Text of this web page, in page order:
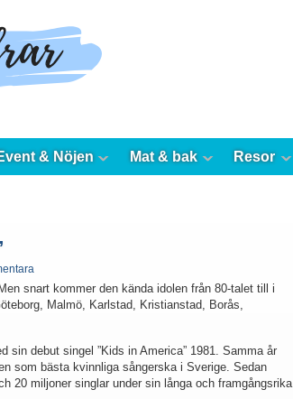
& Nöjen Mat & bak Resor
snart kommer den kända idolen från 80-talet till i
Malmö, Karlstad, Kristianstad, Borås,
sin debut singel ”Kids in America” 1981. Samma år
som bästa kvinnliga sångerska i Sverige. Sedan
20 miljoner singlar under sin långa och framgångsrika